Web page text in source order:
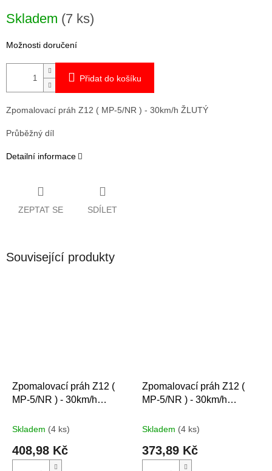
cena:
Skladem (7 ks)
Možnosti doručení
Přidat do košíku
Zpomalovací práh Z12 ( MP-5/NR ) - 30km/h ŽLUTÝ
Průběžný díl
Detailní informace
ZEPTAT SE SDÍLET
Související produkty
Zpomalovací práh Z12 (
MP-5/NR ) - 30km/h
Skladem (4 ks)
408,98 Kč
Zpomalovací práh Z12 (
MP-5/NR ) - 30km/h
Skladem (4 ks)
373,89 Kč